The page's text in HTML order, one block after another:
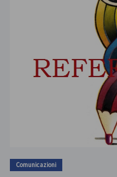
Comunicazioni